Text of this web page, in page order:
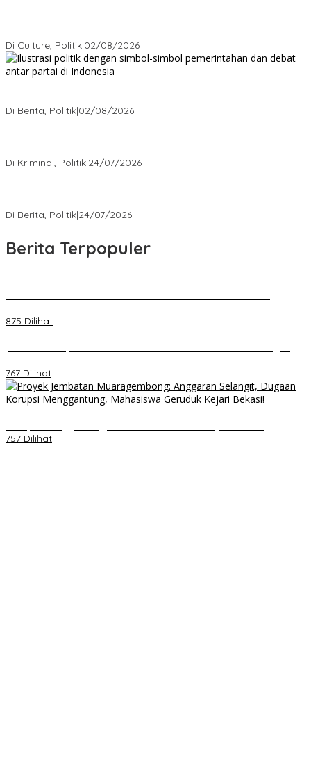
Di Culture, Politik|02/08/2026
Di Berita, Politik|02/08/2026
Di Kriminal, Politik|24/07/2026
Di Berita, Politik|24/07/2026
Berita Terpopuler
875 Dilihat
767 Dilihat
757 Dilihat